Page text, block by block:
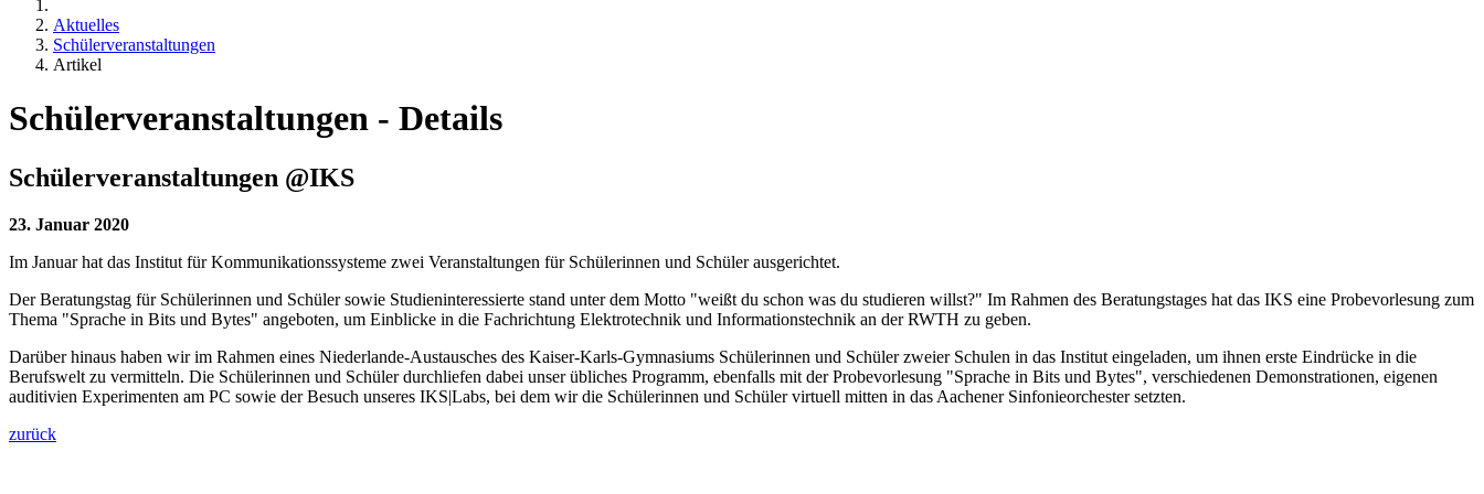
Aktuelles
Schülerveranstaltungen
Artikel
Schülerveranstaltungen - Details
Schülerveranstaltungen @IKS
23. Januar 2020
Im Januar hat das Institut für Kommunikationssysteme zwei Veranstaltungen für Schülerinnen und Schüler ausgerichtet.
Der Beratungstag für Schülerinnen und Schüler sowie Studieninteressierte stand unter dem Motto "weißt du schon was du studieren willst?" Im Rahmen des Beratungstages hat das IKS eine Probevorlesung zum
Thema "Sprache in Bits und Bytes" angeboten, um Einblicke in die Fachrichtung Elektrotechnik und Informationstechnik an der RWTH zu geben.
Darüber hinaus haben wir im Rahmen eines Niederlande-Austausches des Kaiser-Karls-Gymnasiums Schülerinnen und Schüler zweier Schulen in das Institut eingeladen, um ihnen erste Eindrücke in die
Berufswelt zu vermitteln. Die Schülerinnen und Schüler durchliefen dabei unser übliches Programm, ebenfalls mit der Probevorlesung "Sprache in Bits und Bytes", verschiedenen Demonstrationen, eigenen
auditivien Experimenten am PC sowie der Besuch unseres IKS|Labs, bei dem wir die Schülerinnen und Schüler virtuell mitten in das Aachener Sinfonieorchester setzten.
zurück